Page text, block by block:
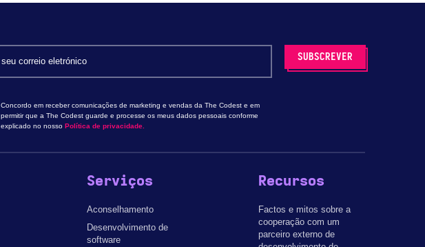
Concordo em receber comunicações de marketing e vendas da The Codest e em
permitir que a The Codest guarde e processe os meus dados pessoais conforme
explicado no nossoPolítica de privacidade.
Serviços
Aconselhamento
Desenvolvimento de
software
Recursos
Factos e mitos sobre a
cooperação com um
parceiro externo de